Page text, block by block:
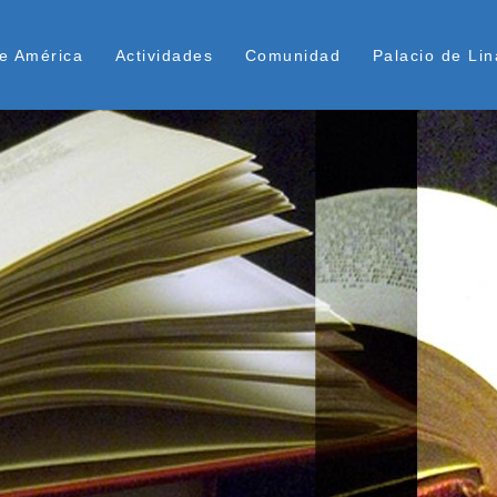
Superior
América Actividades Comunidad Palacio de